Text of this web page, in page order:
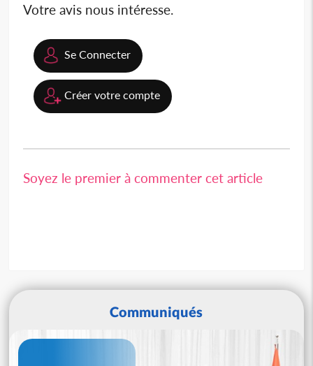
Votre avis nous intéresse.
Se Connecter
Créer votre compte
Soyez le premier à commenter cet article
Communiqués